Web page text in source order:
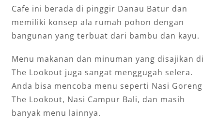
Cafe ini berada di pinggir Danau Batur dan
memiliki konsep ala rumah pohon dengan
bangunan yang terbuat dari bambu dan kayu.
Menu makanan dan minuman yang disajikan di
The Lookout juga sangat menggugah selera.
Anda bisa mencoba menu seperti Nasi Goreng
The Lookout, Nasi Campur Bali, dan masih
banyak menu lainnya.